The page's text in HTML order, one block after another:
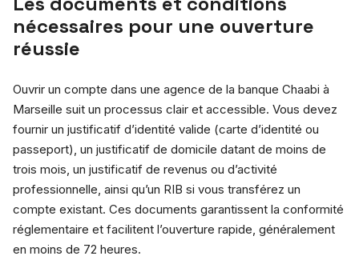
nécessaires pour une ouverture
réussie
Ouvrir un compte dans une agence de la banque Chaabi à
Marseille suit un processus clair et accessible. Vous devez
fournir un justificatif d’identité valide (carte d’identité ou
passeport), un justificatif de domicile datant de moins de
trois mois, un justificatif de revenus ou d’activité
professionnelle, ainsi qu’un RIB si vous transférez un
compte existant. Ces documents garantissent la conformité
réglementaire et facilitent l’ouverture rapide, généralement
en moins de 72 heures.